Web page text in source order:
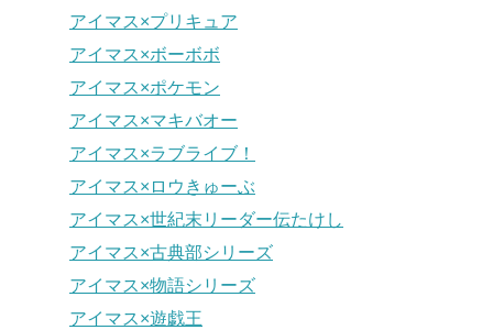
アイマス×プリキュア
アイマス×ボーボボ
アイマス×ポケモン
アイマス×マキバオー
アイマス×ラブライブ！
アイマス×ロウきゅーぶ
アイマス×世紀末リーダー伝たけし
アイマス×古典部シリーズ
アイマス×物語シリーズ
アイマス×遊戯王